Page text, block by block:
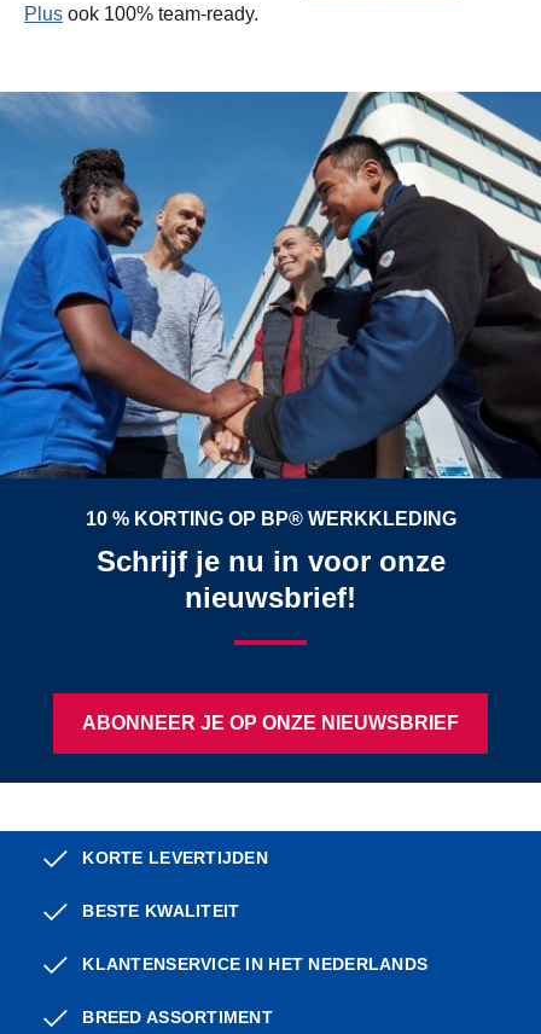
Plus ook 100% team-ready.
10 % KORTING OP BP® WERKKLEDING
Schrijf je nu in voor onze
nieuwsbrief!
ABONNEER JE OP ONZE NIEUWSBRIEF
KORTE LEVERTIJDEN
BESTE KWALITEIT
KLANTENSERVICE IN HET NEDERLANDS
BREED ASSORTIMENT